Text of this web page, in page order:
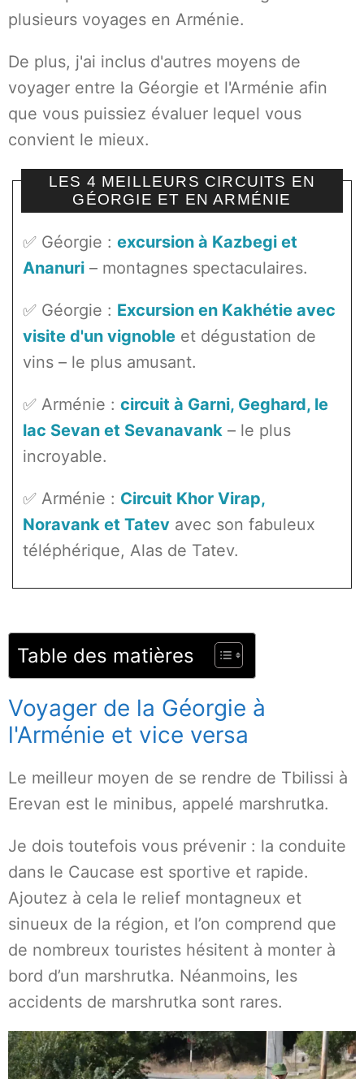
plusieurs voyages en Arménie.
De plus, j'ai inclus d'autres moyens de
voyager entre la Géorgie et l'Arménie afin
que vous puissiez évaluer lequel vous
convient le mieux.
LES 4 MEILLEURS CIRCUITS EN
GÉORGIE ET EN ARMÉNIE
✅ Géorgie : excursion à Kazbegi et
Ananuri – montagnes spectaculaires.
✅ Géorgie : Excursion en Kakhétie avec
visite d'un vignoble et dégustation de
vins – le plus amusant.
✅ Arménie : circuit à Garni, Geghard, le
lac Sevan et Sevanavank – le plus
incroyable.
✅ Arménie : Circuit Khor Virap,
Noravank et Tatev avec son fabuleux
téléphérique, Alas de Tatev.
Table des matières
Voyager de la Géorgie à
l'Arménie et vice versa
Le meilleur moyen de se rendre de Tbilissi à
Erevan est le minibus, appelé marshrutka.
Je dois toutefois vous prévenir : la conduite
dans le Caucase est sportive et rapide.
Ajoutez à cela le relief montagneux et
sinueux de la région, et l’on comprend que
de nombreux touristes hésitent à monter à
bord d’un marshrutka. Néanmoins, les
accidents de marshrutka sont rares.